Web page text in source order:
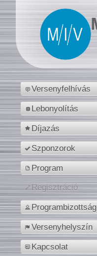
Versenyfelhívás
Lebonyolítás
Díjazás
Szponzorok
Program
Regisztráció
Programbizottság
Versenyhelyszín
Kapcsolat